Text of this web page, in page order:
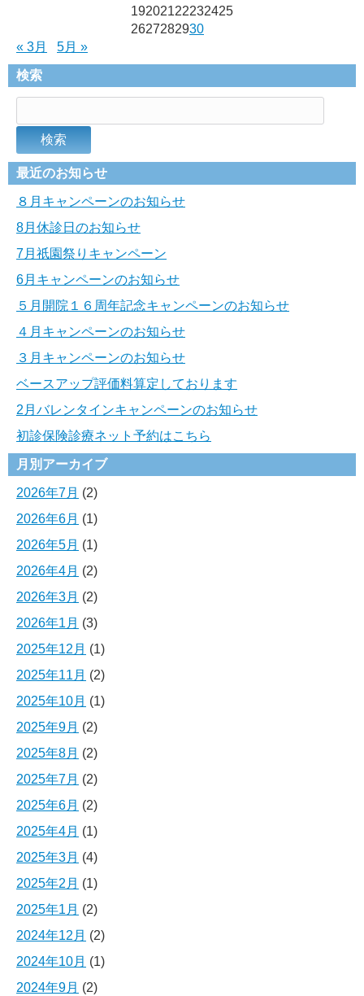
19202122232425
2627282930
« 3月
5月 »
検索
最近のお知らせ
８月キャンペーンのお知らせ
8月休診日のお知らせ
7月祇園祭りキャンペーン
6月キャンペーンのお知らせ
５月開院１６周年記念キャンペーンのお知らせ
４月キャンペーンのお知らせ
３月キャンペーンのお知らせ
ベースアップ評価料算定しております
2月バレンタインキャンペーンのお知らせ
初診保険診療ネット予約はこちら
月別アーカイブ
2026年7月 (2)
2026年6月 (1)
2026年5月 (1)
2026年4月 (2)
2026年3月 (2)
2026年1月 (3)
2025年12月 (1)
2025年11月 (2)
2025年10月 (1)
2025年9月 (2)
2025年8月 (2)
2025年7月 (2)
2025年6月 (2)
2025年4月 (1)
2025年3月 (4)
2025年2月 (1)
2025年1月 (2)
2024年12月 (2)
2024年10月 (1)
2024年9月 (2)